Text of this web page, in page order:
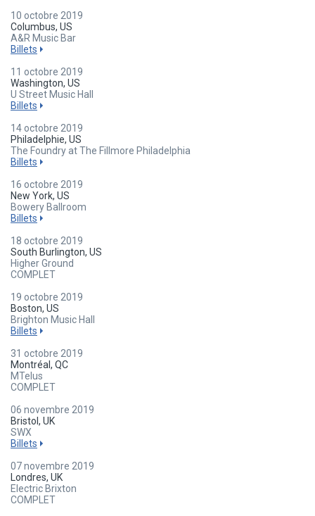
10 octobre 2019
Columbus, US
A&R Music Bar
Billets
11 octobre 2019
Washington, US
U Street Music Hall
Billets
14 octobre 2019
Philadelphie, US
The Foundry at The Fillmore Philadelphia
Billets
16 octobre 2019
New York, US
Bowery Ballroom
Billets
18 octobre 2019
South Burlington, US
Higher Ground
COMPLET
19 octobre 2019
Boston, US
Brighton Music Hall
Billets
31 octobre 2019
Montréal, QC
MTelus
COMPLET
06 novembre 2019
Bristol, UK
SWX
Billets
07 novembre 2019
Londres, UK
Electric Brixton
COMPLET